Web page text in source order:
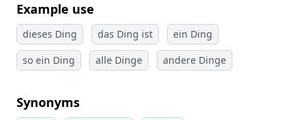
Example use
dieses Ding das Ding ist
ein Ding
so ein Ding
alle Dinge andere Dinge
Synonyms